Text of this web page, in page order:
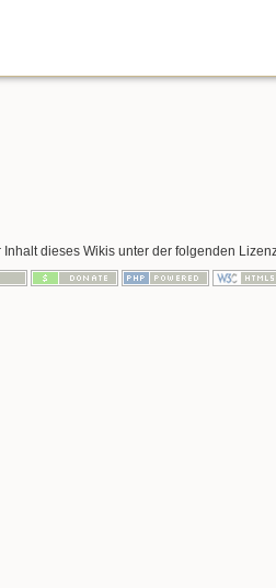
dieses Wikis unter der folgenden